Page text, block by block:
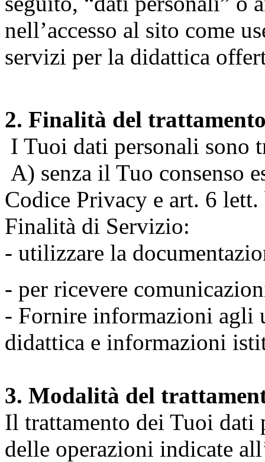
nell’accesso al sito come
servizi per la didattica
2. Finalità del
I Tuoi dati personali sono
A) senza il Tuo consenso
Codice Privacy e art. 6
Finalità di Servizio:
- utilizzare la
- per ricevere
- Fornire informazioni agli
didattica e informazioni
3. Modalità del
Il trattamento dei Tuoi dati
delle operazioni indicate